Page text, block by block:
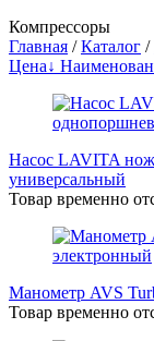
Компрессоры
Главная /Каталог /
Цена↓
Насос LAVITA
универсальный
Товар временно
Манометр AVS
Товар временно